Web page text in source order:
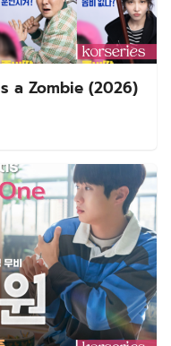
a Zombie (2026)